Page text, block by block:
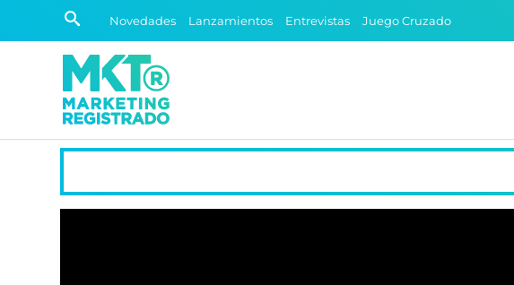
Novedades Lanzamientos Entrevistas Juego Cruzado